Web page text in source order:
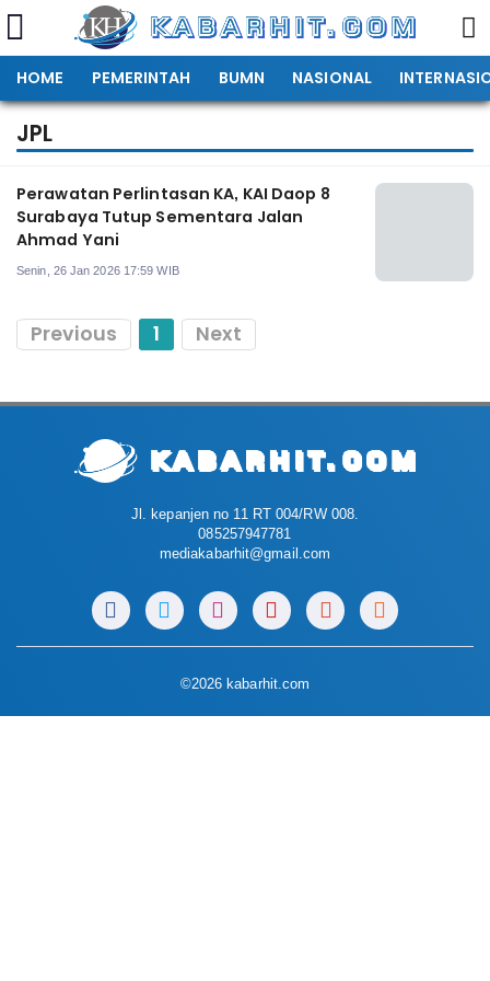
HOME PEMERINTAH BUMN NASIONAL
JPL
Perawatan Perlintasan KA, KAI Daop 8
Surabaya Tutup Sementara Jalan
Ahmad Yani
Senin, 26 Jan 2026 17:59 WIB
Previous 1 Next
Jl. kepanjen no 11 RT 004/RW 008.
085257947781
mediakabarhit@gmail.com
©2026 kabarhit.com